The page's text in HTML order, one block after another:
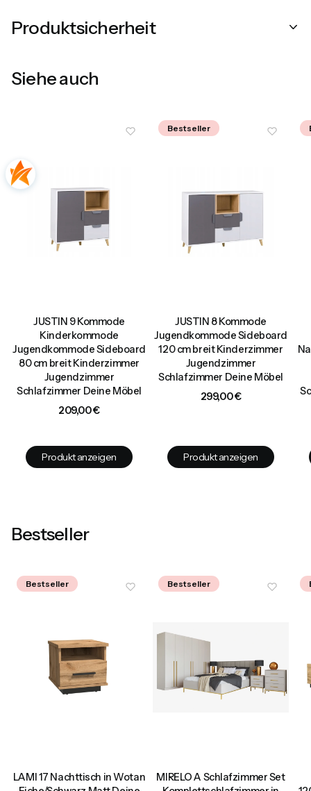
Produktsicherheit
Siehe auch
JUSTIN 9 Kommode
Kinderkommode
Jugendkommode Sideboard
80 cm breit Kinderzimmer
Jugendzimmer
Schlafzimmer Deine Möbel
Preis
209,00 €
Produkt anzeigen
Bestseller
JUSTIN 8 Kommode
Jugendkommode Sideboard
120 cm breit Kinderzimmer
Jugendzimmer
Schlafzimmer Deine Möbel
Preis
299,00 €
Produkt anzeigen
Bestseller
Bestseller
LAMI 17 Nachttisch in Wotan
Bestseller
MIRELO A Schlafzimmer Set